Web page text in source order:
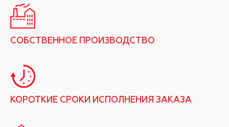
СОБСТВЕННОЕ ПРОИЗВОДСТВО
КОРОТКИЕ СРОКИ ИСПОЛНЕНИЯ ЗАКАЗА